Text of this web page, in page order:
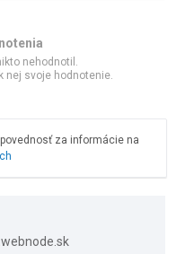
nehodnotil.
nej svoje hodnotenie.
za informácie na